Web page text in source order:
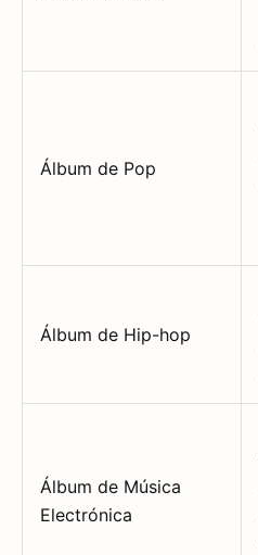
Álbum de Pop
Álbum de Hip-hop
Álbum de Música
Electrónica